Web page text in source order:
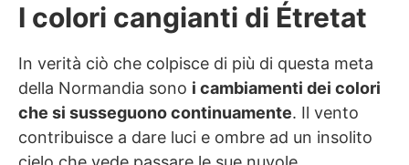
I colori cangianti di Étretat
In verità ciò che colpisce di più di questa meta
della Normandia sono i cambiamenti dei colori
che si susseguono continuamente. Il vento
contribuisce a dare luci e ombre ad un insolito